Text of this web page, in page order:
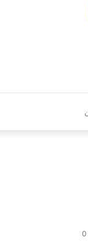
0